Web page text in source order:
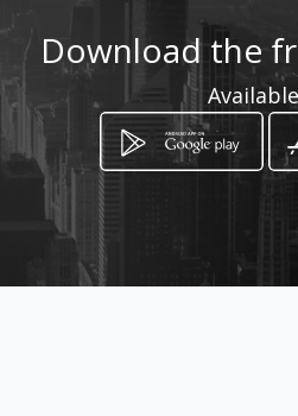
How to
Download the